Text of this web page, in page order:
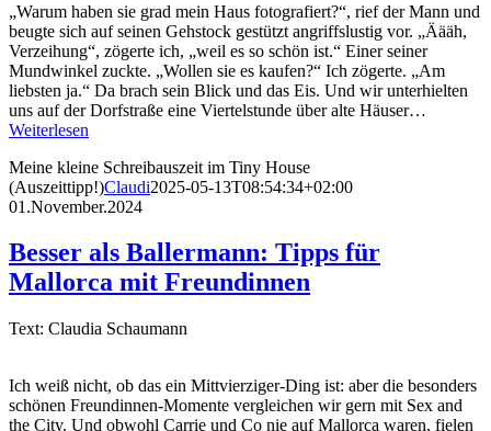
„Warum haben sie grad mein Haus fotografiert?“, rief der Mann und
beugte sich auf seinen Gehstock gestützt angriffslustig vor. „Äääh,
Verzeihung“, zögerte ich, „weil es so schön ist.“ Einer seiner
Mundwinkel zuckte. „Wollen sie es kaufen?“ Ich zögerte. „Am
liebsten ja.“ Da brach sein Blick und das Eis. Und wir unterhielten
uns auf der Dorfstraße eine Viertelstunde über alte Häuser…
Weiterlesen
Meine kleine Schreibauszeit im Tiny House
(Auszeittipp!)Claudi2025-05-13T08:54:34+02:00
01.November.2024
Besser als Ballermann: Tipps für
Mallorca mit Freundinnen
Text: Claudia Schaumann
Ich weiß nicht, ob das ein Mittvierziger-Ding ist: aber die besonders
schönen Freundinnen-Momente vergleichen wir gern mit Sex and
the City. Und obwohl Carrie und Co nie auf Mallorca waren, fielen